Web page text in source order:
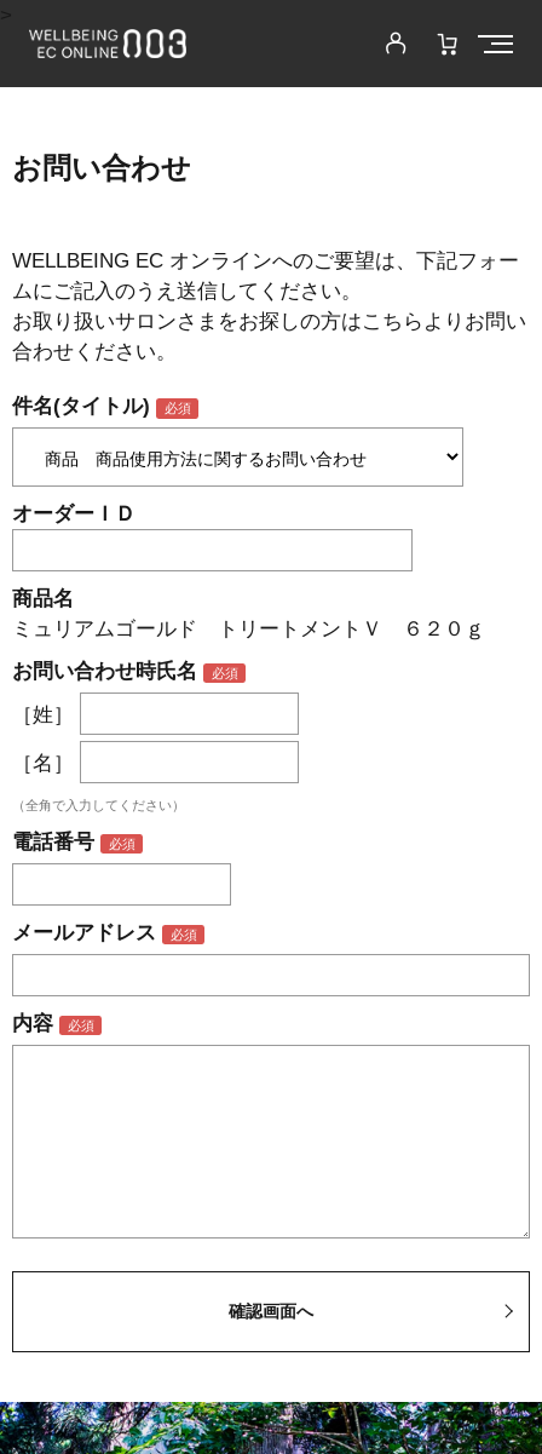
お問い合わせ
WELLBEING EC オンラインへのご要望は、下記フォー
ムにご記入のうえ送信してください。
お取り扱いサロンさまをお探しの方はこちらよりお問い
合わせください。
件名(タイトル)
オーダーＩＤ
商品名
ミュリアムゴールド トリートメントＶ ６２０ｇ
お問い合わせ時氏名
［姓］
［名］
（全角で入力してください）
電話番号
メールアドレス
内容